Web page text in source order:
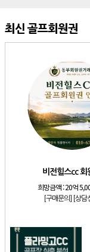
[리조트] 소노호텔앤리조트
[리조트]소노호텔앤리조트
소노호텔앤리조트
소노호텔앤리조트
소노호텔앤리조트
[골프]아시아나cc 회원권
발리오스cc 회원권 종
비전힐스cc 회원권
파인크리크cc 회원권
최신 골프회원권
비전힐스cc 회
희망금액 :20억
[구매문의] [상담